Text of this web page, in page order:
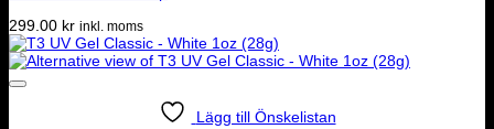
299.00 kr inkl. moms
Lägg till Önskelistan